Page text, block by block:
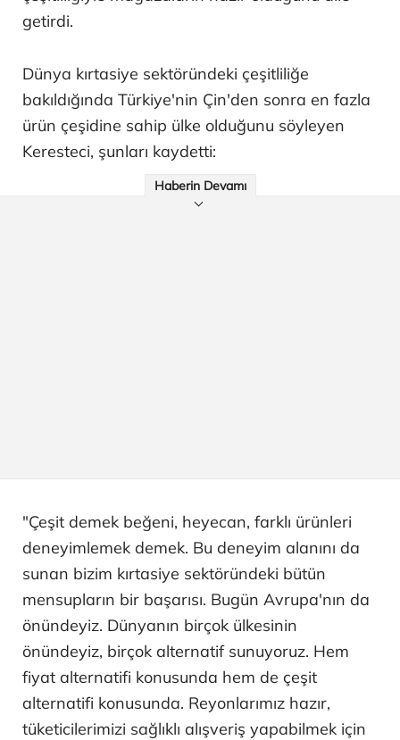
getirdi.
Dünya kırtasiye sektöründeki çeşitliliğe
bakıldığında Türkiye'nin Çin'den sonra en fazla
ürün çeşidine sahip ülke olduğunu söyleyen
Keresteci, şunları kaydetti:
Haberin Devamı
"Çeşit demek beğeni, heyecan, farklı ürünleri
deneyimlemek demek. Bu deneyim alanını da
sunan bizim kırtasiye sektöründeki bütün
mensupların bir başarısı. Bugün Avrupa'nın da
önündeyiz. Dünyanın birçok ülkesinin
önündeyiz, birçok alternatif sunuyoruz. Hem
fiyat alternatifi konusunda hem de çeşit
alternatifi konusunda. Reyonlarımız hazır,
tüketicilerimizi sağlıklı alışveriş yapabilmek için